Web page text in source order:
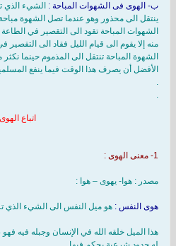
ب- الهوى فى الشهوات المباحة : الشيء الذي
ينتقل الى محذور وهو عندما تصل الشهوة
الشهوات المباحة تقود الى التقصير في
منه إلا يقوم الى قيام الليل فقاد الى
الشهوة المباحة تنتقل الى المذموم حينما
الأفضل أن يصرف هذا الوقت فيما ينفع
.
.
اتباع الهوى
1- معنى الهوى :
مصدر : هوا- يهوى – هوا :
هوى النفس : هو ميل النفس الى الشيء الذي
هذا الميل خلقه الله في الإنسان وجبله فيه